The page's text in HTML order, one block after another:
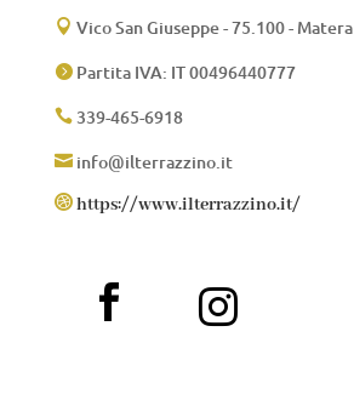
 Vico San Giuseppe - 75.100 - Matera
Partita IVA: IT 00496440777
339-465-6918
info@ilterrazzino.it
 https://www.ilterrazzino.it/
 